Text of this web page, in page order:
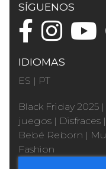
SÍGUENOS
IDIOMAS
ES | PT
Black Friday 2025 |
juegos | Disfraces |
Bebé Reborn |
Fashion